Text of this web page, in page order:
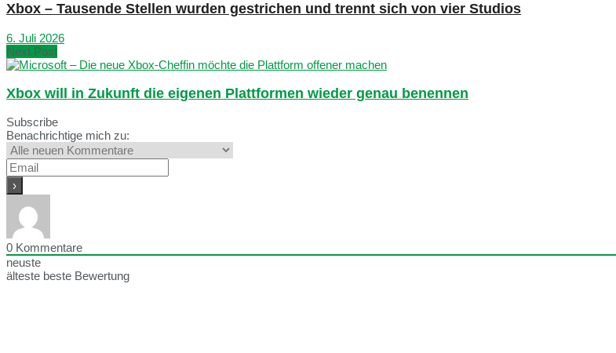
Xbox – Tausende Stellen wurden gestrichen und trennt sich von vier Studios
6. Juli 2026
Next Post
Xbox will in Zukunft die eigenen Plattformen wieder genau benennen
Subscribe
Benachrichtige mich zu:
0 Kommentare
neuste
älteste beste Bewertung